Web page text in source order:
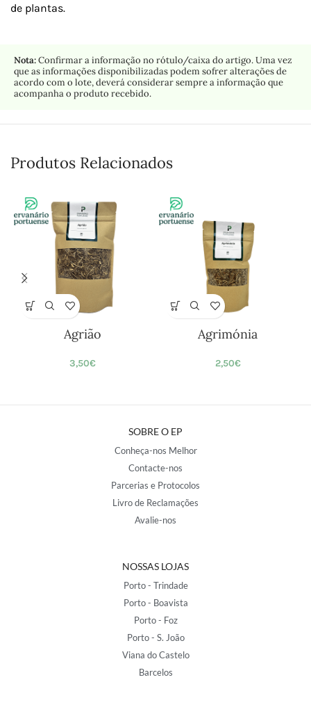
de plantas.
Nota:Confirmar a informação no rótulo/caixa do artigo. Uma vez
que as informações disponibilizadas podem sofrer alterações de
acordo com o lote, deverá considerar sempre a informação que
acompanha o produto recebido.
Produtos Relacionados
Agrião
3,50€
Agrimónia
2,50€
SOBRE O EP
Conheça-nos Melhor
Contacte-nos
Parcerias e Protocolos
Livro de Reclamações
Avalie-nos
NOSSAS LOJAS
Porto - Trindade
Porto - Boavista
Porto - Foz
Porto - S. João
Viana do Castelo
Barcelos